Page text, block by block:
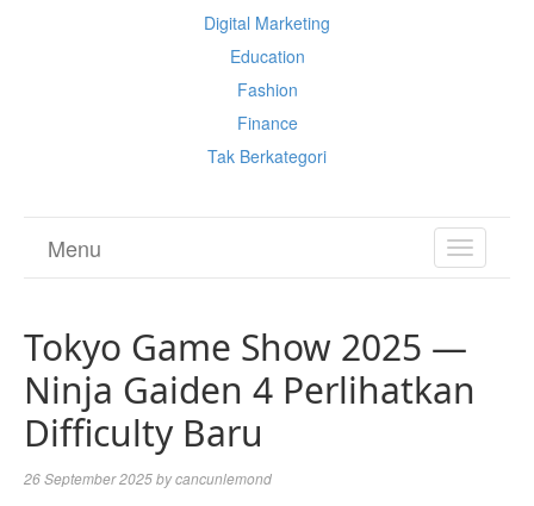
Digital Marketing
Education
Fashion
Finance
Tak Berkategori
TOGGLE
Menu
Tokyo Game Show 2025 —
Ninja Gaiden 4 Perlihatkan
Difficulty Baru
26 September 2025bycancunlemond